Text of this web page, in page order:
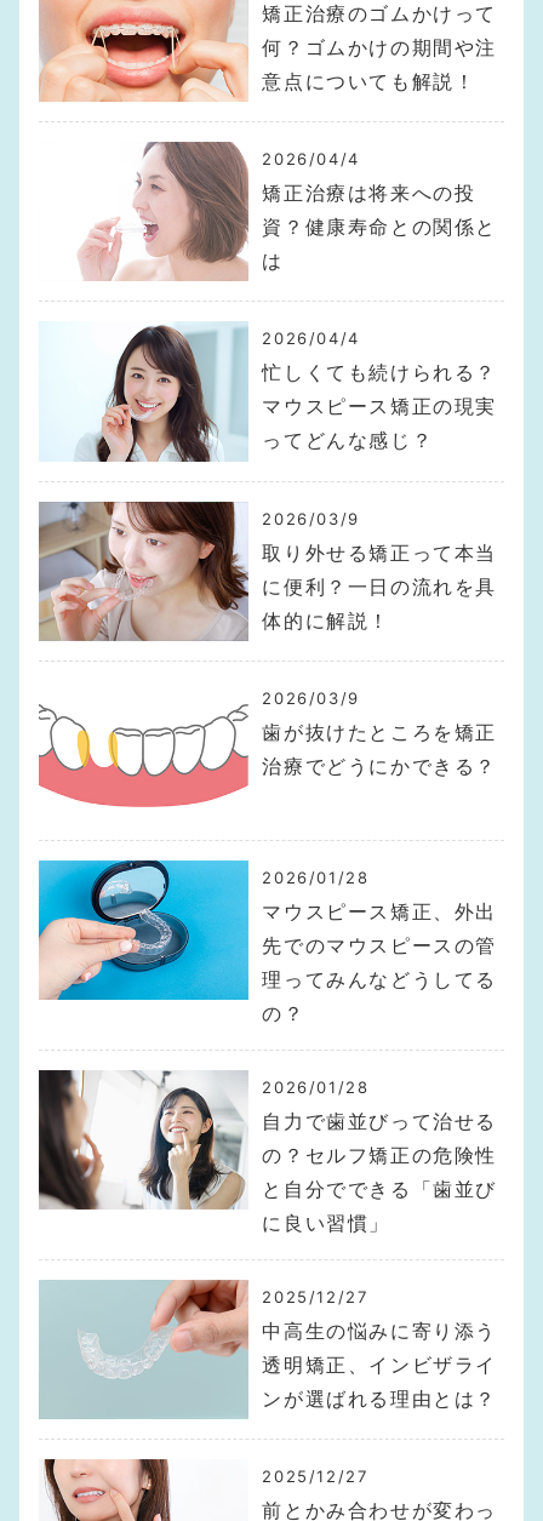
矯正治療のゴムかけって
何？ゴムかけの期間や注
意点についても解説！
2026/04/4
矯正治療は将来への投
資？健康寿命との関係と
は
2026/04/4
忙しくても続けられる？
マウスピース矯正の現実
ってどんな感じ？
2026/03/9
取り外せる矯正って本当
に便利？一日の流れを具
体的に解説！
2026/03/9
歯が抜けたところを矯正
治療でどうにかできる？
2026/01/28
マウスピース矯正、外出
先でのマウスピースの管
理ってみんなどうしてる
の？
2026/01/28
自力で歯並びって治せる
の？セルフ矯正の危険性
と自分でできる「歯並び
に良い習慣」
2025/12/27
中高生の悩みに寄り添う
透明矯正、インビザライ
ンが選ばれる理由とは？
2025/12/27
前とかみ合わせが変わっ